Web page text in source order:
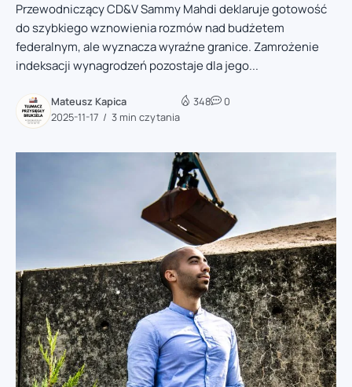
Przewodniczący CD&V Sammy Mahdi deklaruje gotowość
do szybkiego wznowienia rozmów nad budżetem
federalnym, ale wyznacza wyraźne granice. Zamrożenie
indeksacji wynagrodzeń pozostaje dla jego...
Mateusz Kapica
2025-11-17
3 min czytania
348 0